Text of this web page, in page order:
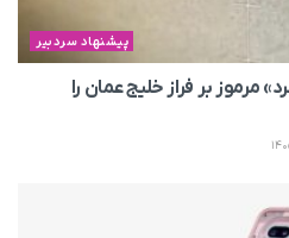
پیشنهاد سردبیر
مرموز بر فراز خلیج عمان را